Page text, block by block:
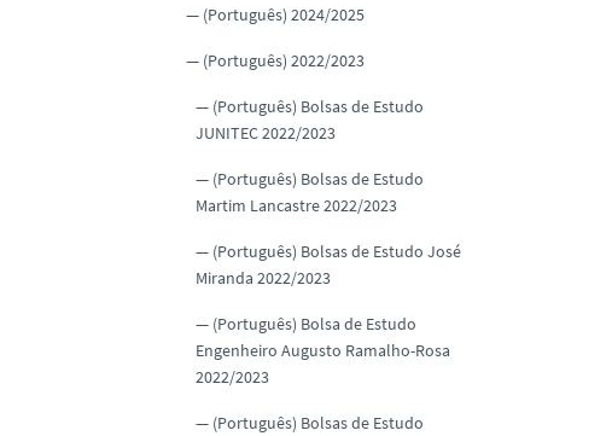
(Português) 2024/2025
(Português) 2022/2023
(Português) Bolsas de Estudo
JUNITEC 2022/2023
(Português) Bolsas de Estudo
Martim Lancastre 2022/2023
(Português) Bolsas de Estudo José
Miranda 2022/2023
(Português) Bolsa de Estudo
Engenheiro Augusto Ramalho-Rosa
2022/2023
(Português) Bolsas de Estudo